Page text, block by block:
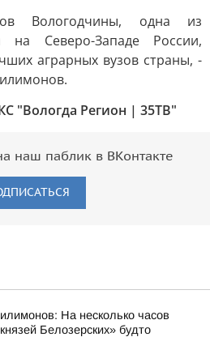
Вологодчины, одна из
на Северо-Западе России,
аграрных вузов страны, -
"Вологда Регион | 35ТВ"
наш паблик в ВКонтакте
На несколько часов
Белозерских» будто